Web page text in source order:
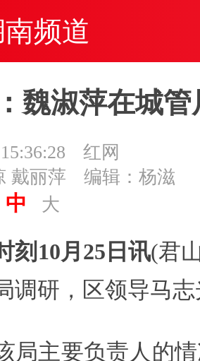
频道
魏淑萍在城
红网
戴丽萍
编辑：杨滋
中 大
刻10月25日讯(君
调研，区领导马
局主要负责人的